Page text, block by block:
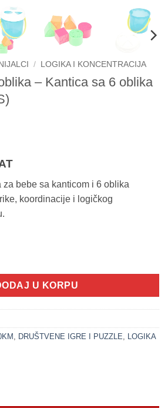
/ LOGIKA I KONCENTRACIJA
– Kantica sa 6 oblika
bebe sa kanticom i 6 oblika
koordinacije i logičkog
Kantica sa 6 oblika (LITTLE STARS)
U KORPU
DRUŠTVENE IGRE I PUZZLE
LOGIKA